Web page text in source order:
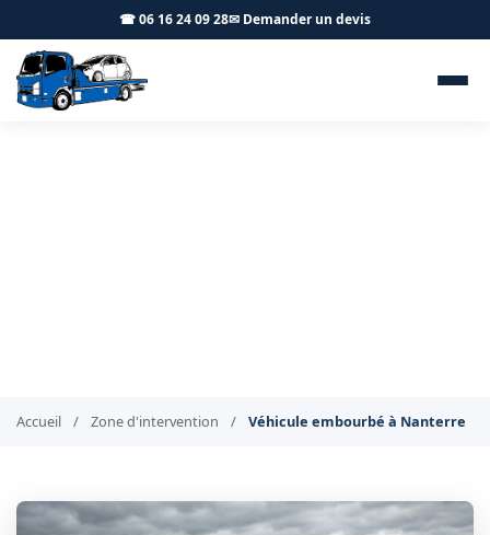
☎ 06 16 24 09 28✉ Demander un devis
Accueil / Zone d'intervention / Véhicule embourbé à Nanterre